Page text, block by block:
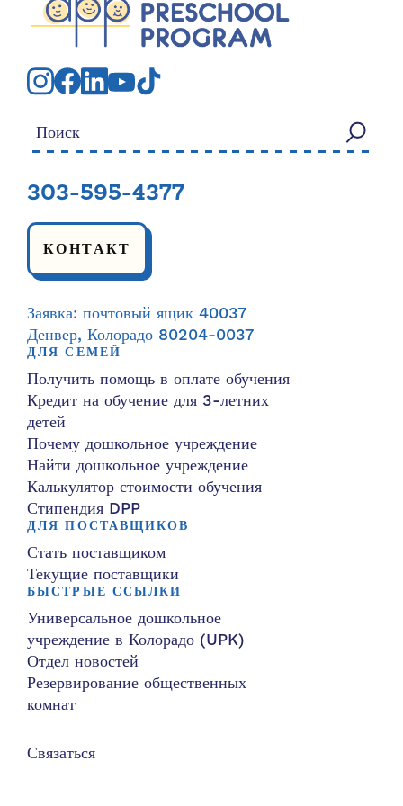
Искать:
303-595-4377
КОНТАКТ
Заявка: почтовый ящик 40037
Денвер, Колорадо 80204-0037
ДЛЯ СЕМЕЙ
Получить помощь в оплате обучения
Кредит на обучение для 3-летних
детей
Почему дошкольное учреждение
Найти дошкольное учреждение
Калькулятор стоимости обучения
Стипендия DPP
ДЛЯ ПОСТАВЩИКОВ
Стать поставщиком
Текущие поставщики
БЫСТРЫЕ ССЫЛКИ
Универсальное дошкольное
учреждение в Колорадо (UPK)
Отдел новостей
Резервирование общественных
комнат
Связаться